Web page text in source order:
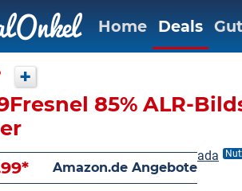
Home Deals
+
85% ALR-
ada
Amazon.de Angebote